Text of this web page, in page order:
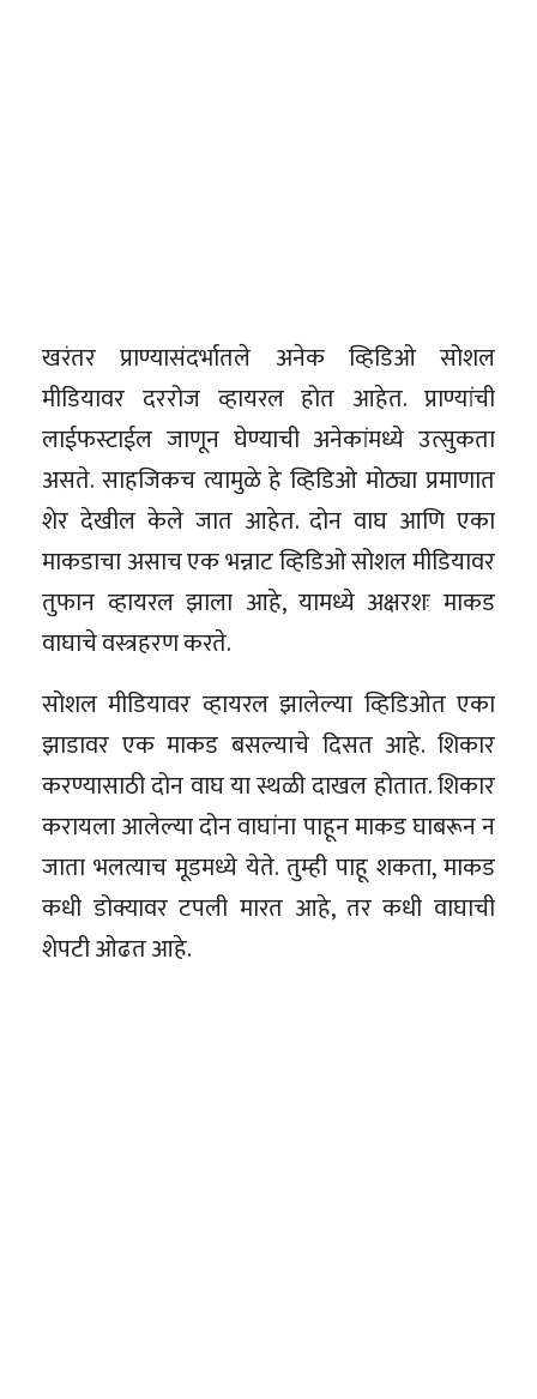
खरंतर प्राण्यासंदर्भातले अनेक व्हिडिओ सोशल
मीडियावर दररोज व्हायरल होत आहेत. प्राण्यांची
लाईफस्टाईल जाणून घेण्याची अनेकांमध्ये उत्सुकता
असते. साहजिकच त्यामुळे हे व्हिडिओ मोठ्या प्रमाणात
शेर देखील केले जात आहेत. दोन वाघ आणि एका
माकडाचा असाच एक भन्नाट व्हिडिओ सोशल मीडियावर
तुफान व्हायरल झाला आहे, यामध्ये अक्षरशः माकड
वाघाचे वस्त्रहरण करते.
सोशल मीडियावर व्हायरल झालेल्या व्हिडिओत एका
झाडावर एक माकड बसल्याचे दिसत आहे. शिकार
करण्यासाठी दोन वाघ या स्थळी दाखल होतात. शिकार
करायला आलेल्या दोन वाघांना पाहून माकड घाबरून न
जाता भलत्याच मूडमध्ये येते. तुम्ही पाहू शकता, माकड
कधी डोक्यावर टपली मारत आहे, तर कधी वाघाची
शेपटी ओढत आहे.